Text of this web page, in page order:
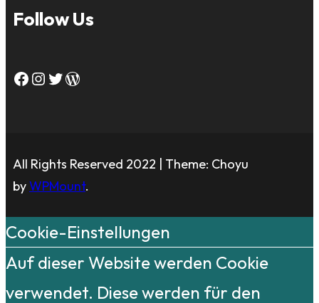
Follow Us
Facebook Instagram Twitter WordPress
All Rights Reserved 2022 | Theme: Choyu
byWPMount.
Cookie-Einstellungen
Auf dieser Website werden Cookie
verwendet. Diese werden für den